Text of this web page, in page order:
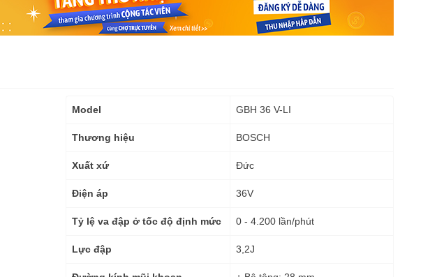
Thông
kỹ
Model GBH 36 V-LI
Thương hiệu BOSCH
Xuất xứ Đức
Điện áp 36V
Tỷ lệ va đập ở tốc độ định mức 0 - 4.200 lần/phút
Lực đập 3,2J